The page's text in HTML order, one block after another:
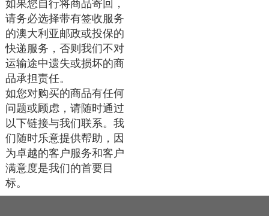
如果您自行将商品寄回，
请务必选择带有签收服务
的澳大利亚邮政或投保的
快递服务，否则我们不对
运输途中遗失或损坏的商
品承担责任。
如您对购买的商品有任何
问题或顾虑，请随时通过
以下链接与我们联系。我
们随时乐意提供帮助，因
为卓越的客户服务和客户
满意度是我们的首要目
标。